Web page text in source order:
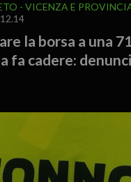
VICENZA E
la borsa a una
fa cadere: